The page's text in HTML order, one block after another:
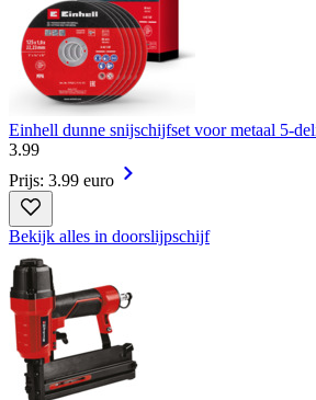
Einhell dunne snijschijfset voor metaal 5-
3.99
Prijs: 3.99 euro
Bekijk alles in doorslijpschijf